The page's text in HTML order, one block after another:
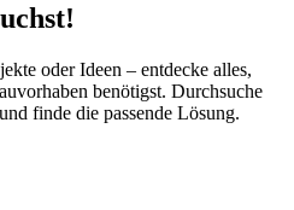
oder Ideen – entdecke alles,
benötigst. Durchsuche
finde die passende Lösung.